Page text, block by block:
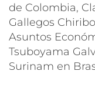
de Colombia,
Gallegos
Asuntos
Tsuboyama
Surinam en